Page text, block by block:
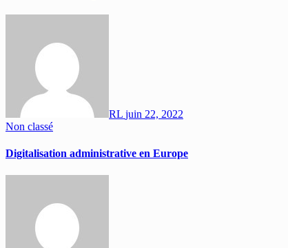
RL juin 22, 2022
Non classé
Digitalisation administrative en Europe